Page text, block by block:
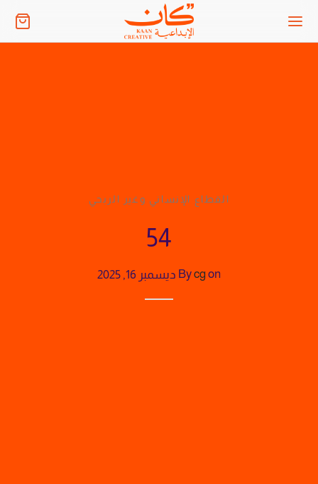
القطاع الإنساني وغير الربحي
54
Bycgon ديسمبر 16, 2025